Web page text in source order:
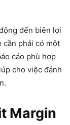
đến biên lợi
cần phải có một
cáo phù hợp
cho việc đánh
Margin